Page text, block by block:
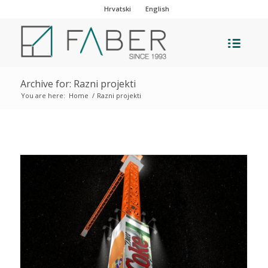
Hrvatski English
Archive for: Razni projekti
You are here: Home / Razni projekti